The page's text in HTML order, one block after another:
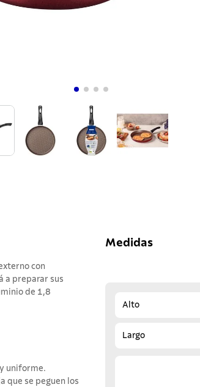
con
a preparar sus
de 1,8
uniforme.
que se peguen los
Medidas
Alto
Largo